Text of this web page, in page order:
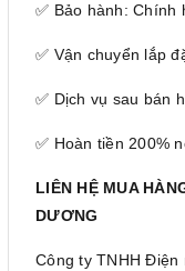
✅ Bảo hành: Chính
✅ Vận chuyển lắp
✅ Dịch vụ sau bán
✅ Hoàn tiền 200%
LIÊN HỆ MUA
DƯƠNG
Công ty TNHH Điện